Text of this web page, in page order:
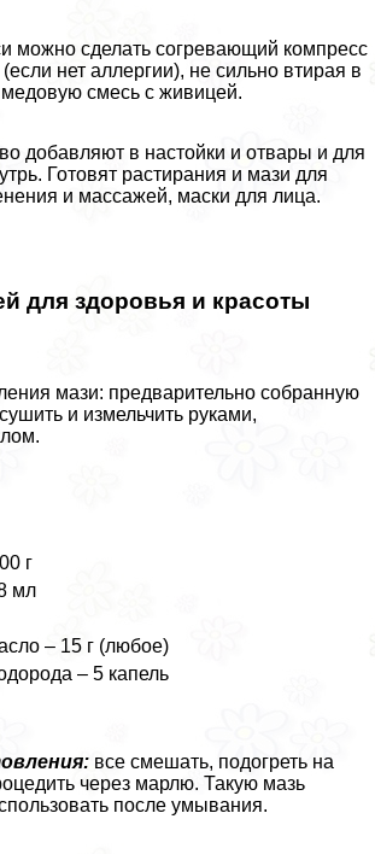
можно сделать согревающий компресс
нет аллергии), не сильно втирая в
смесь с живицей.
добавляют в настойки и отвары и для
Готовят растирания и мази для
и массажей, маски для лица.
для здоровья и красоты
мази: предварительно собранную
и измельчить руками,
г
мл
– 15 г (любое)
– 5 капель
все смешать, подогреть на
через марлю. Такую мазь
после умывания.